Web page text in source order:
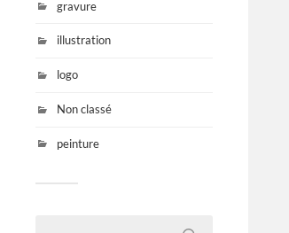
gravure
illustration
logo
Non classé
peinture